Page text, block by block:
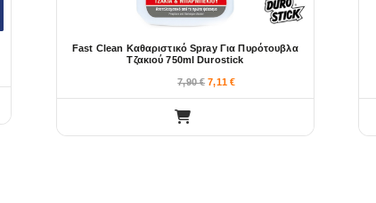
Fast Clean Καθαριστικό Spray Για Πυρότουβλα
Τζακιού 750ml Durostick
7,90€ 7,11 €